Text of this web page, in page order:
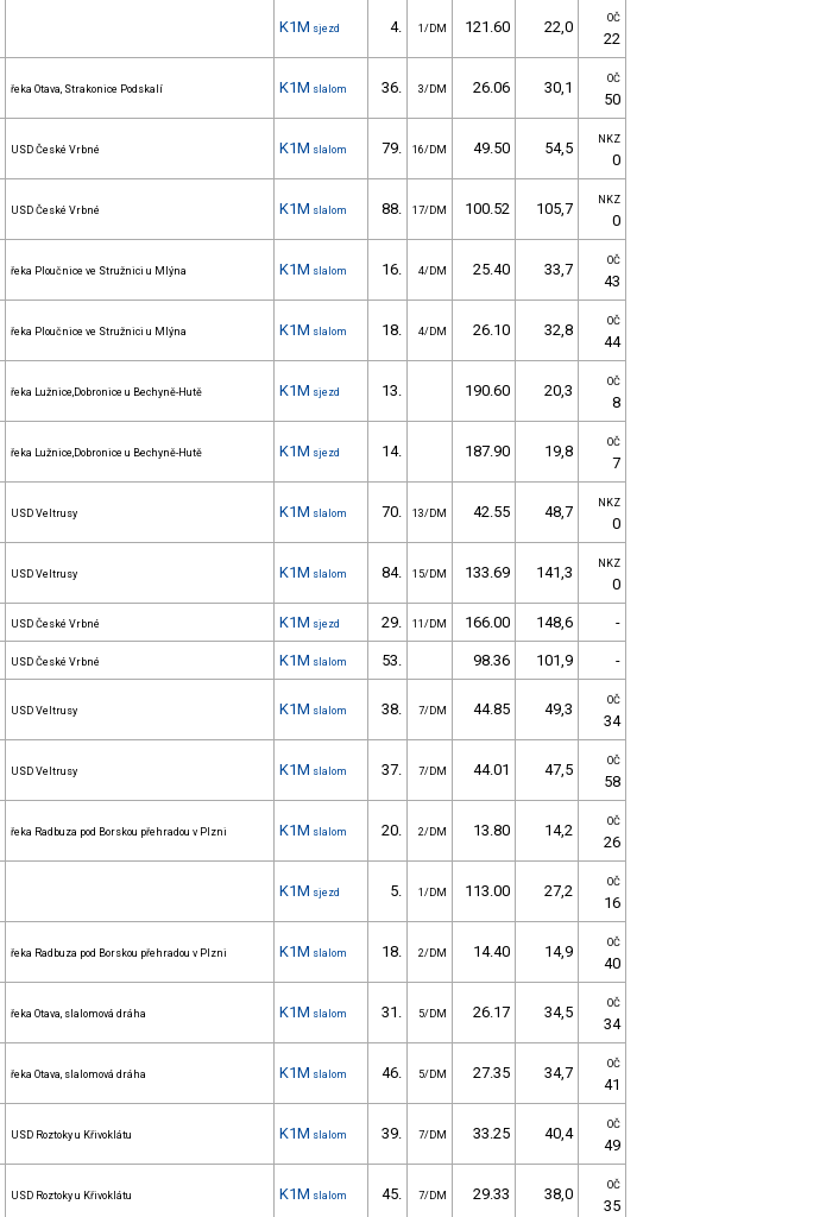
K1M sjezd 4. 1/DM 121.60 22,0 OČ
22
řeka Otava, Strakonice Podskalí K1M slalom 36. 3/DM 26.06 30,1 OČ
50
USD České Vrbné K1M slalom 79. 16/DM 49.50 54,5 NKZ
0
USD České Vrbné K1M slalom 88. 17/DM 100.52 105,7 NKZ
0
řeka Ploučnice ve Stružnici u Mlýna K1M slalom 16. 4/DM 25.40 33,7 OČ
43
řeka Ploučnice ve Stružnici u Mlýna K1M slalom 18. 4/DM 26.10 32,8 OČ
44
řeka Lužnice,Dobronice u Bechyně-Hutě K1M sjezd 13. 190.60 20,3 OČ
8
řeka Lužnice,Dobronice u Bechyně-Hutě K1M sjezd 14. 187.90 19,8 OČ
7
USD Veltrusy K1M slalom 70. 13/DM 42.55 48,7 NKZ
0
USD Veltrusy K1M slalom 84. 15/DM 133.69 141,3 NKZ
0
USD České Vrbné K1M sjezd 29. 11/DM 166.00 148,6 -
USD České Vrbné K1M slalom 53. 98.36 101,9 -
USD Veltrusy K1M slalom 38. 7/DM 44.85 49,3 OČ
34
USD Veltrusy K1M slalom 37. 7/DM 44.01 47,5 OČ
58
řeka Radbuza pod Borskou přehradou v Plzni K1M slalom 20. 2/DM 13.80 14,2 OČ
26
K1M sjezd 5. 1/DM 113.00 27,2 OČ
16
řeka Radbuza pod Borskou přehradou v Plzni K1M slalom 18. 2/DM 14.40 14,9 OČ
40
řeka Otava, slalomová dráha K1M slalom 31. 5/DM 26.17 34,5 OČ
34
řeka Otava, slalomová dráha K1M slalom 46. 5/DM 27.35 34,7 OČ
41
USD Roztoky u Křivoklátu K1M slalom 39. 7/DM 33.25 40,4 OČ
49
USD Roztoky u Křivoklátu K1M slalom 45. 7/DM 29.33 38,0 OČ
35